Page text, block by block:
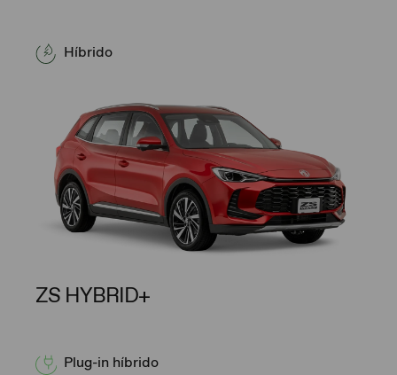
Híbrido
ZS HYBRID+
Plug-in híbrido